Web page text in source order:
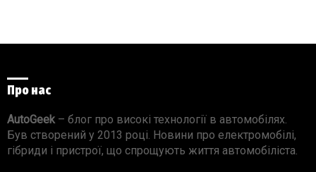
Про нас
AutoGeek – блог про високі технології в автомобілях.
Був створений у 2013 році. Новини про електромобілі,
гібриди і пристрої, що спрощують життя автомобіліста.